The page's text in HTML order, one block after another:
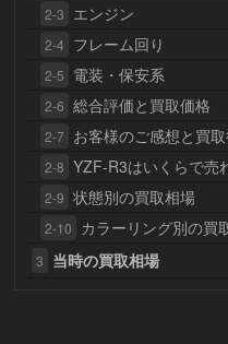
2-3 エンジン
2-4 フレーム回り
2-5 電装・保安系
2-6 総合評価と買取価格
2-7 お客様のご感想と買
2-8 YZF-R3はいくらで売
2-9 状態別の買取相場
2-10 カラーリング別の買
3 当時の買取相場